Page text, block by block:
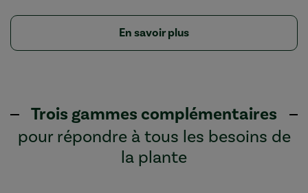
En savoir plus
Trois gammes complémentaires
pour répondre à tous les besoins de
la plante